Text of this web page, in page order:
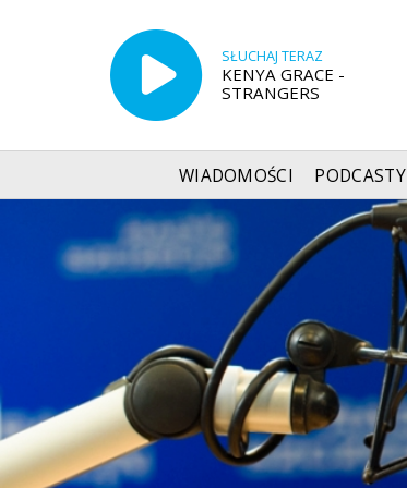
SŁUCHAJ TERAZ
KENYA GRACE -
STRANGERS
WIADOMOŚCI PODCASTY